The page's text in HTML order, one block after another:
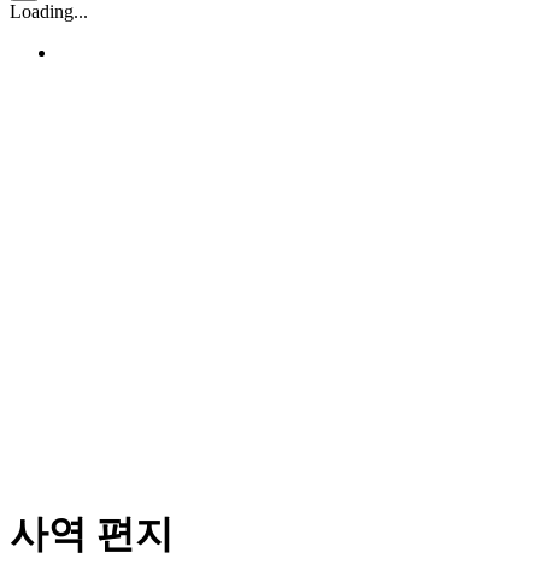
Loading...
사역 편지